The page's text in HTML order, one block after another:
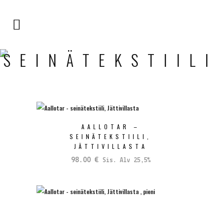
SEINÄTEKSTIILI
AALLOTAR –
SEINÄTEKSTIILI,
JÄTTIVILLASTA
98.00 € Sis. Alv 25,5%